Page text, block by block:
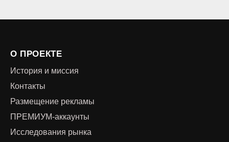
О ПРОЕКТЕ
История и миссия
Контакты
Размещение рекламы
ПРЕМИУМ-аккаунты
Исследования рынка